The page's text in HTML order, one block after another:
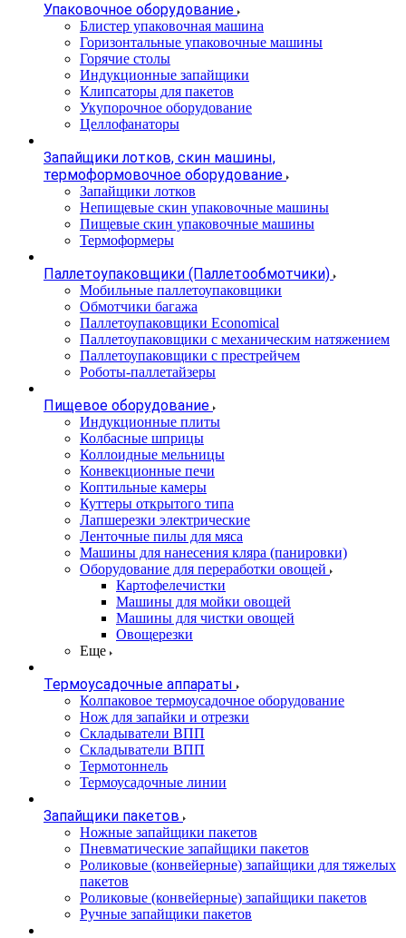
Упаковочное оборудование
Блистер упаковочная машина
Горизонтальные упаковочные машины
Горячие столы
Индукционные запайщики
Клипсаторы для пакетов
Укупорочное оборудование
Целлофанаторы
Запайщики лотков, скин машины,
термоформовочное оборудование
Запайщики лотков
Непищевые скин упаковочные машины
Пищевые скин упаковочные машины
Термоформеры
Паллетоупаковщики (Паллетообмотчики)
Мобильные паллетоупаковщики
Обмотчики багажа
Паллетоупаковщики Economical
Паллетоупаковщики с механическим натяжением
Паллетоупаковщики с престрейчем
Роботы-паллетайзеры
Пищевое оборудование
Индукционные плиты
Колбасные шприцы
Коллоидные мельницы
Конвекционные печи
Коптильные камеры
Куттеры открытого типа
Лапшерезки электрические
Ленточные пилы для мяса
Машины для нанесения кляра (панировки)
Оборудование для переработки овощей
Картофелечистки
Машины для мойки овощей
Машины для чистки овощей
Овощерезки
Еще
Термоусадочные аппараты
Колпаковое термоусадочное оборудование
Нож для запайки и отрезки
Складыватели ВПП
Складыватели ВПП
Термотоннель
Термоусадочные линии
Запайщики пакетов
Ножные запайщики пакетов
Пневматические запайщики пакетов
Роликовые (конвейерные) запайщики для тяжелых
пакетов
Роликовые (конвейерные) запайщики пакетов
Ручные запайщики пакетов